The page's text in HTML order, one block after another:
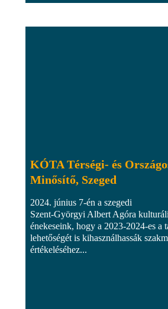
KÓTA Térségi- és
Minősítő, Szeged
2024. június 7-én a szegedi
Szent-Györgyi Albert Agóra
énekeseink, hogy a 2023-2024-es a
lehetőségét is kihasználhassák
értékeléséhez...